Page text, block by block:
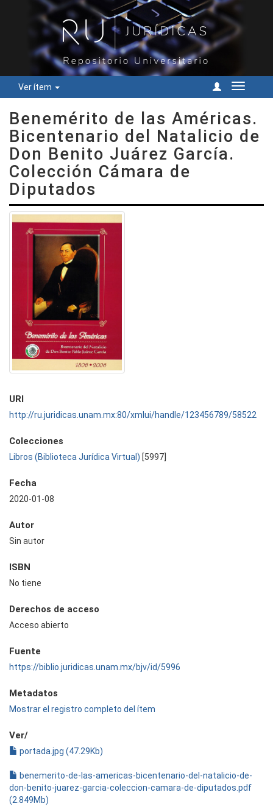
Ver ítem
Cambiar
Benemérito de las Américas.
Bicentenario del Natalicio de
Don Benito Juárez García.
Colección Cámara de
Diputados
URI
http://ru.juridicas.unam.mx:80/xmlui/handle/123456789/58522
Colecciones
Libros (Biblioteca Jurídica Virtual) [5997]
Fecha
2020-01-08
Autor
Sin autor
ISBN
No tiene
Derechos de acceso
Acceso abierto
Fuente
https://biblio.juridicas.unam.mx/bjv/id/5996
Metadatos
Mostrar el registro completo del ítem
Ver/
portada.jpg (47.29Kb)
benemerito-de-las-americas-bicentenario-del-natalicio-de-
don-benito-juarez-garcia-coleccion-camara-de-diputados.pdf
(2.849Mb)